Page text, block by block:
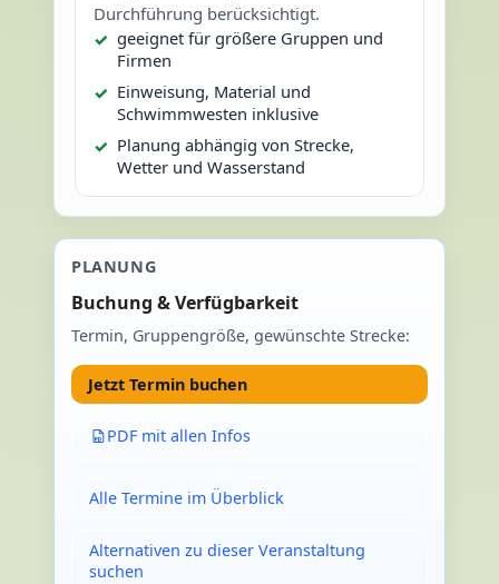
Durchführung berücksichtigt.
geeignet für größere Gruppen und
Firmen
Einweisung, Material und
Schwimmwesten inklusive
Planung abhängig von Strecke,
Wetter und Wasserstand
PLANUNG
Buchung & Verfügbarkeit
Termin, Gruppengröße, gewünschte Strecke:
Jetzt Termin buchen
PDF mit allen Infos
Alle Termine im Überblick
Alternativen zu dieser Veranstaltung
suchen